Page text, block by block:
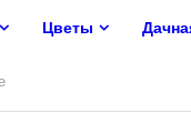
Цветы